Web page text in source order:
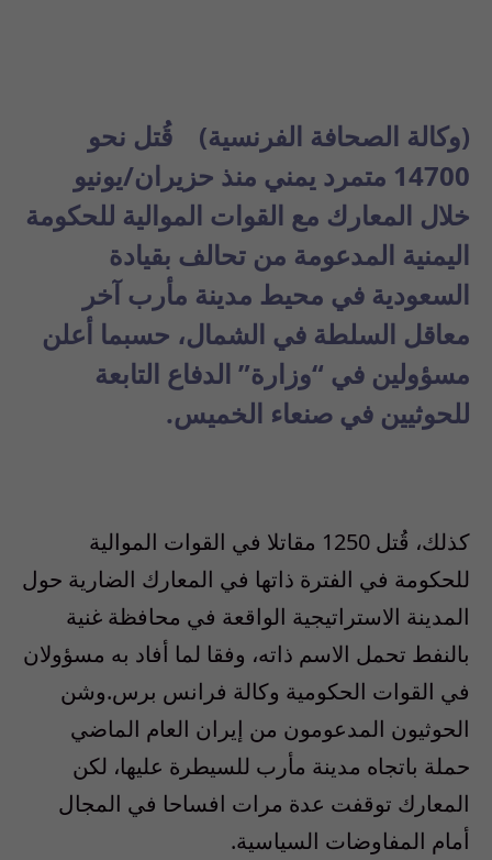
(وكالة الصحافة الفرنسية) قُتل نحو
14700 متمرد يمني منذ حزيران/يونيو
خلال المعارك مع القوات الموالية للحكومة
اليمنية المدعومة من تحالف بقيادة
السعودية في محيط مدينة مأرب آخر
معاقل السلطة في الشمال، حسبما أعلن
مسؤولين في “وزارة” الدفاع التابعة
للحوثيين في صنعاء الخميس.
كذلك، قُتل 1250 مقاتلا في القوات الموالية
للحكومة في الفترة ذاتها في المعارك الضارية حول
المدينة الاستراتيجية الواقعة في محافظة غنية
بالنفط تحمل الاسم ذاته، وفقا لما أفاد به مسؤولان
في القوات الحكومية وكالة فرانس برس.وشن
الحوثيون المدعومون من إيران العام الماضي
حملة باتجاه مدينة مأرب للسيطرة عليها، لكن
المعارك توقفت عدة مرات افساحا في المجال
أمام المفاوضات السياسية.